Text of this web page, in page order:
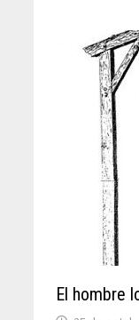
El hombre